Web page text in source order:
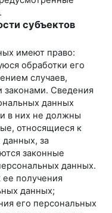
субъектов
имеют право:
обработки его
случаев,
Сведения
данных
в них не должны
относящиеся к
за
законные
данных.
получения
данных;
его персональных